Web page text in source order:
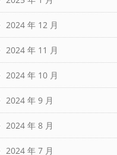
2024 年 12 月
2024 年 11 月
2024 年 10 月
2024 年 9 月
2024 年 8 月
2024 年 7 月